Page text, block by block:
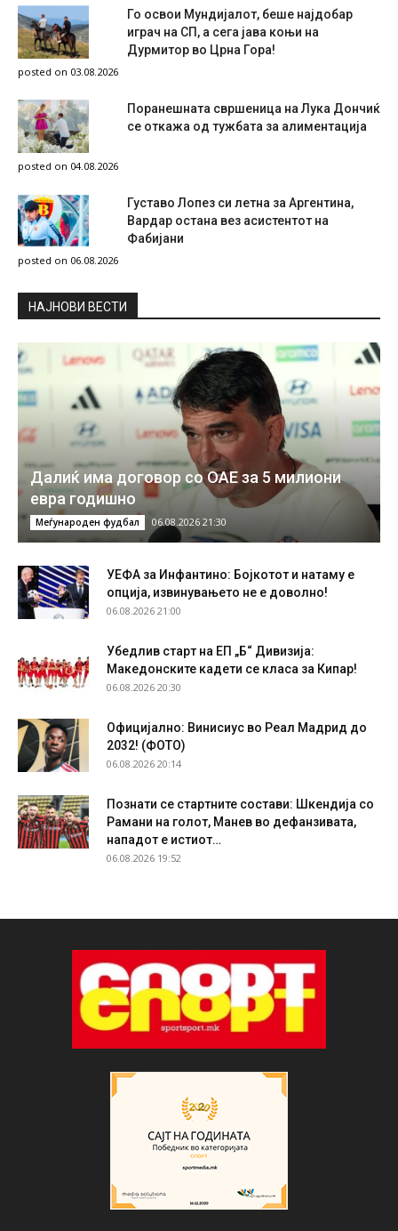
Го освои Мундијалот, беше најдобар
играч на СП, а сега јава коњи на
Дурмитор во Црна Гора!
posted on 03.08.2026
Поранешната свршеница на Лука Дончиќ
се откажа од тужбата за алиментација
posted on 04.08.2026
Густаво Лопез си летна за Аргентина,
Вардар остана вез асистентот на
Фабијани
posted on 06.08.2026
НAЈНОВИ ВЕСТИ
Далиќ има договор со ОАЕ за 5 милиони
евра годишно
Меѓународен фудбал 06.08.2026 21:30
УЕФА за Инфантино: Бојкотот и натаму е
опција, извинувањето не е доволно!
06.08.2026 21:00
Убедлив старт на ЕП „Б“ Дивизија:
Македонските кадети се класа за Кипар!
06.08.2026 20:30
Официјално: Винисиус во Реал Мадрид до
2032! (ФОТО)
06.08.2026 20:14
Познати се стартните состави: Шкендија со
Рамани на голот, Манев во дефанзивата,
нападот е истиот…
06.08.2026 19:52